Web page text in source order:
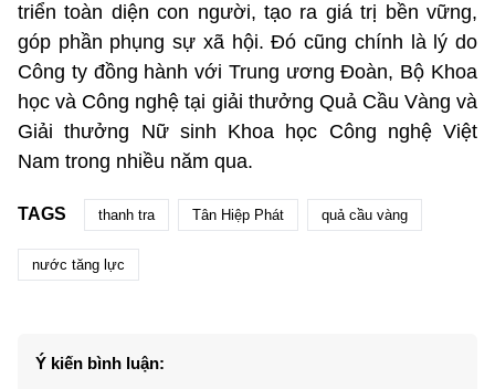
triển toàn diện con người, tạo ra giá trị bền vững,
góp phần phụng sự xã hội. Đó cũng chính là lý do
Công ty đồng hành với Trung ương Đoàn, Bộ Khoa
học và Công nghệ tại giải thưởng Quả Cầu Vàng và
Giải thưởng Nữ sinh Khoa học Công nghệ Việt
Nam trong nhiều năm qua.
TAGS thanh tra Tân Hiệp Phát quả cầu vàng
nước tăng lực
Ý kiến bình luận: